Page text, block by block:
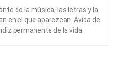
de la música, las letras y la
en el que aparezcan. Ávida de
permanente de la vida.